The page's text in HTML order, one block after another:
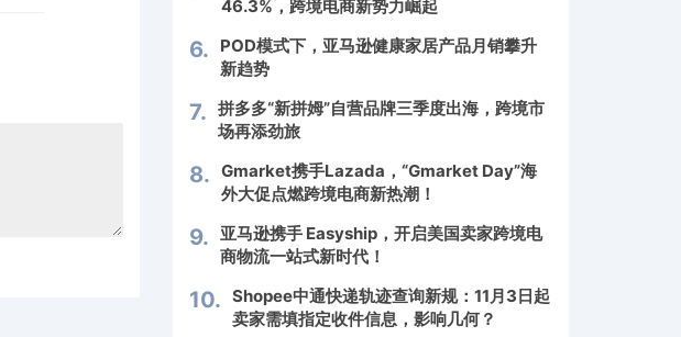
46.3%，跨境电商新势力崛起
6.
POD模式下，亚马逊健康家居产品月销攀升
新趋势
7. 拼多多“新拼姆”自营品牌三季度出海，跨境市
场再添劲旅
8. Gmarket携手Lazada，“Gmarket Day”海
外大促点燃跨境电商新热潮！
9. 亚马逊携手 Easyship，开启美国卖家跨境电
商物流一站式新时代！
10. Shopee中通快递轨迹查询新规：11月3日起
卖家需填指定收件信息，影响几何？